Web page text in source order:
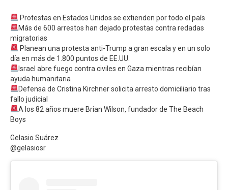
Protestas en Estados Unidos se extienden por todo el país
Más de 600 arrestos han dejado protestas contra redadas
migratorias
Planean una protesta anti-Trump a gran escala y en un solo
día en más de 1.800 puntos de EE.UU.
Israel abre fuego contra civiles en Gaza mientras recibían
ayuda humanitaria
Defensa de Cristina Kirchner solicita arresto domiciliario tras
fallo judicial
A los 82 años muere Brian Wilson, fundador de The Beach
Boys
Gelasio Suárez
@gelasiosr